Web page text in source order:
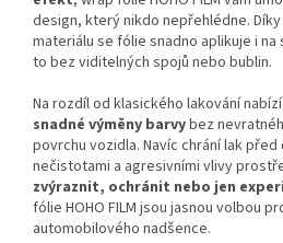
design, který nikdo nepřehlédne.
materiálu se fólie snadno aplikuje i
to bez viditelných spojů nebo bublin.
Na rozdíl od klasického lakování
snadné výměny barvybez
povrchu vozidla. Navíc chrání lak
nečistotami a agresivními vlivy
zvýraznit, ochránit nebo jen
fólie HOHO FILM jsou jasnou volbou
automobilového nadšence.